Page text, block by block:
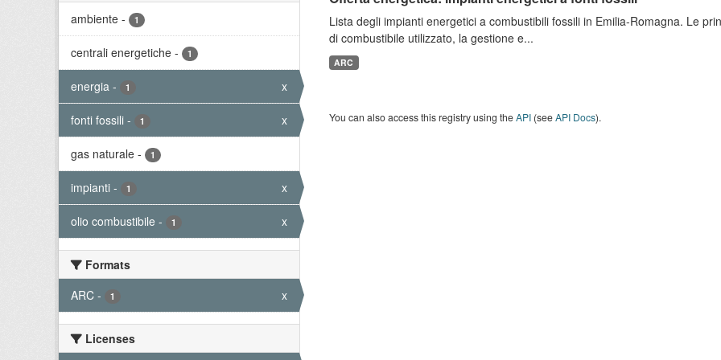
ambiente - 1
centrali energetiche - 1
energia - 1 x
fonti fossili - 1 x
gas naturale - 1
impianti - 1 x
olio combustibile - 1 x
Formats
ARC - 1 x
Licenses
Lista degli impianti energetici a combustibili fossili in Emilia-Romagna. Le
di combustibile utilizzato, la gestione e...
ARC
You can also access this registry using theAPI(seeAPI Docs).